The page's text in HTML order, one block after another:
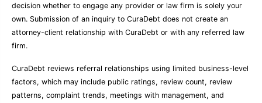
decision whether to engage any provider or law firm is solely your
own. Submission of an inquiry to CuraDebt does not create an
attorney-client relationship with CuraDebt or with any referred law
firm.
CuraDebt reviews referral relationships using limited business-level
factors, which may include public ratings, review count, review
patterns, complaint trends, meetings with management, and